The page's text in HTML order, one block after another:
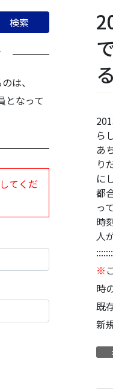
ら
あ
り
に
都
っ
時
人
※
時
既
新
は、
となって
てくだ